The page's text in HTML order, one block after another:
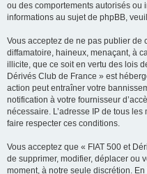
ou des comportements autorisés ou
informations au sujet de phpBB,
Vous acceptez de ne pas publier de
diffamatoire, haineux, menaçant, à
illicite, que ce soit en vertu des lois
Dérivés Club de France » est
action peut entraîner votre
notification à votre fournisseur
nécessaire. L’adresse IP de tous
faire respecter ces conditions.
Vous acceptez que « FIAT 500 et
de supprimer, modifier, déplacer ou
moment, à notre seule discrétion.